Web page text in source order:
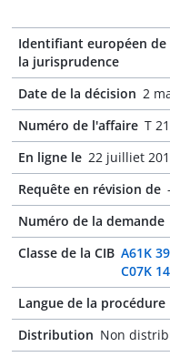
Identifiant européen de
la jurisprudence
Date de la décision 2
Numéro de l'affaire T
En ligne le 22 juilliet
Requête en révision de -
Numéro de la demande
Classe de la CIB A61K
C07K
Langue de la procédure
Distribution Non